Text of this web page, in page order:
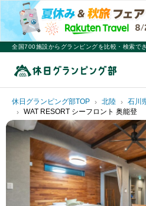
全国700施設からグランピングを比較・検索で
休日グランピング部TOP 北陸 石川
WAT RESORT シーフロント 奥能登